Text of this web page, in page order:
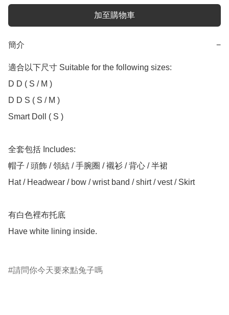
加至購物車
簡介 −
適合以下尺寸 Suitable for the following sizes:
D D ( S / M )
D D S ( S / M )
Smart Doll ( S )
全套包括 Includes:
帽子 / 頭飾 / 領結 / 手腕圈 / 襯衫 / 背心 / 半裙
Hat / Headwear / bow / wrist band / shirt / vest / Skirt
有白色裡布托底
Have white lining inside.
請問你今天要來點兔子嗎